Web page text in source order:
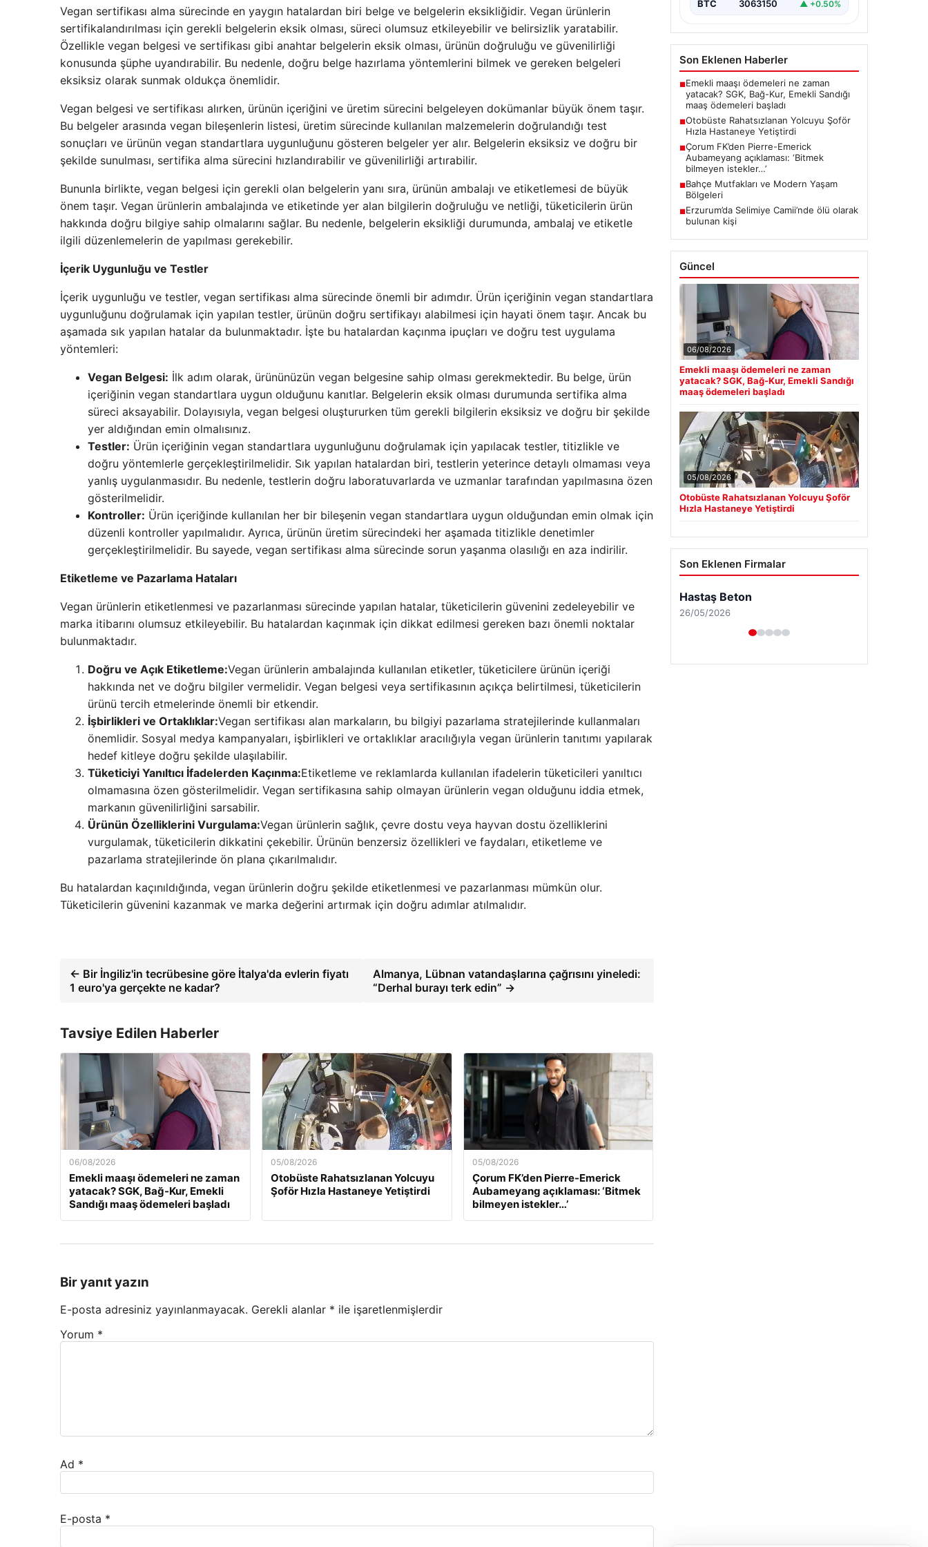
Vegan sertifikası alma sürecinde en yaygın hatalardan biri belge ve belgelerin eksikliğidir. Vegan ürünlerin
sertifikalandırılması için gerekli belgelerin eksik olması, süreci olumsuz etkileyebilir ve belirsizlik yaratabilir.
Özellikle vegan belgesi ve sertifikası gibi anahtar belgelerin eksik olması, ürünün doğruluğu ve güvenilirliği
konusunda şüphe uyandırabilir. Bu nedenle, doğru belge hazırlama yöntemlerini bilmek ve gereken belgeleri
eksiksiz olarak sunmak oldukça önemlidir.
Vegan belgesi ve sertifikası alırken, ürünün içeriğini ve üretim sürecini belgeleyen dokümanlar büyük önem taşır.
Bu belgeler arasında vegan bileşenlerin listesi, üretim sürecinde kullanılan malzemelerin doğrulandığı test
sonuçları ve ürünün vegan standartlara uygunluğunu gösteren belgeler yer alır. Belgelerin eksiksiz ve doğru bir
şekilde sunulması, sertifika alma sürecini hızlandırabilir ve güvenilirliği artırabilir.
Bununla birlikte, vegan belgesi için gerekli olan belgelerin yanı sıra, ürünün ambalajı ve etiketlemesi de büyük
önem taşır. Vegan ürünlerin ambalajında ve etiketinde yer alan bilgilerin doğruluğu ve netliği, tüketicilerin ürün
hakkında doğru bilgiye sahip olmalarını sağlar. Bu nedenle, belgelerin eksikliği durumunda, ambalaj ve etiketle
ilgili düzenlemelerin de yapılması gerekebilir.
İçerik Uygunluğu ve Testler
İçerik uygunluğu ve testler, vegan sertifikası alma sürecinde önemli bir adımdır. Ürün içeriğinin vegan standartlara
uygunluğunu doğrulamak için yapılan testler, ürünün doğru sertifikayı alabilmesi için hayati önem taşır. Ancak bu
aşamada sık yapılan hatalar da bulunmaktadır. İşte bu hatalardan kaçınma ipuçları ve doğru test uygulama
yöntemleri:
Vegan Belgesi: İlk adım olarak, ürününüzün vegan belgesine sahip olması gerekmektedir. Bu belge, ürün
içeriğinin vegan standartlara uygun olduğunu kanıtlar. Belgelerin eksik olması durumunda sertifika alma
süreci aksayabilir. Dolayısıyla, vegan belgesi oluştururken tüm gerekli bilgilerin eksiksiz ve doğru bir şekilde
yer aldığından emin olmalısınız.
Testler: Ürün içeriğinin vegan standartlara uygunluğunu doğrulamak için yapılacak testler, titizlikle ve
doğru yöntemlerle gerçekleştirilmelidir. Sık yapılan hatalardan biri, testlerin yeterince detaylı olmaması veya
yanlış uygulanmasıdır. Bu nedenle, testlerin doğru laboratuvarlarda ve uzmanlar tarafından yapılmasına özen
gösterilmelidir.
Kontroller: Ürün içeriğinde kullanılan her bir bileşenin vegan standartlara uygun olduğundan emin olmak için
düzenli kontroller yapılmalıdır. Ayrıca, ürünün üretim sürecindeki her aşamada titizlikle denetimler
gerçekleştirilmelidir. Bu sayede, vegan sertifikası alma sürecinde sorun yaşanma olasılığı en aza indirilir.
Etiketleme ve Pazarlama Hataları
Vegan ürünlerin etiketlenmesi ve pazarlanması sürecinde yapılan hatalar, tüketicilerin güvenini zedeleyebilir ve
marka itibarını olumsuz etkileyebilir. Bu hatalardan kaçınmak için dikkat edilmesi gereken bazı önemli noktalar
bulunmaktadır.
Doğru ve Açık Etiketleme:Vegan ürünlerin ambalajında kullanılan etiketler, tüketicilere ürünün içeriği
hakkında net ve doğru bilgiler vermelidir. Vegan belgesi veya sertifikasının açıkça belirtilmesi, tüketicilerin
ürünü tercih etmelerinde önemli bir etkendir.
İşbirlikleri ve Ortaklıklar:Vegan sertifikası alan markaların, bu bilgiyi pazarlama stratejilerinde kullanmaları
önemlidir. Sosyal medya kampanyaları, işbirlikleri ve ortaklıklar aracılığıyla vegan ürünlerin tanıtımı yapılarak
hedef kitleye doğru şekilde ulaşılabilir.
Tüketiciyi Yanıltıcı İfadelerden Kaçınma:Etiketleme ve reklamlarda kullanılan ifadelerin tüketicileri yanıltıcı
olmamasına özen gösterilmelidir. Vegan sertifikasına sahip olmayan ürünlerin vegan olduğunu iddia etmek,
markanın güvenilirliğini sarsabilir.
Ürünün Özelliklerini Vurgulama:Vegan ürünlerin sağlık, çevre dostu veya hayvan dostu özelliklerini
vurgulamak, tüketicilerin dikkatini çekebilir. Ürünün benzersiz özellikleri ve faydaları, etiketleme ve
pazarlama stratejilerinde ön plana çıkarılmalıdır.
Bu hatalardan kaçınıldığında, vegan ürünlerin doğru şekilde etiketlenmesi ve pazarlanması mümkün olur.
Tüketicilerin güvenini kazanmak ve marka değerini artırmak için doğru adımlar atılmalıdır.
← Bir İngiliz'in tecrübesine göre İtalya'da evlerin fiyatı
1 euro'ya gerçekte ne kadar?
Almanya, Lübnan vatandaşlarına çağrısını yineledi:
“Derhal burayı terk edin” →
Tavsiye Edilen Haberler
06/08/2026
Emekli maaşı ödemeleri ne zaman
yatacak? SGK, Bağ-Kur, Emekli
Sandığı maaş ödemeleri başladı
05/08/2026
Otobüste Rahatsızlanan Yolcuyu
Şoför Hızla Hastaneye Yetiştirdi
05/08/2026
Çorum FK’den Pierre-Emerick
Aubameyang açıklaması: ‘Bitmek
bilmeyen istekler…’
Bir yanıt yazın
E-posta adresiniz yayınlanmayacak. Gerekli alanlar * ile işaretlenmişlerdir
Yorum *
Ad *
E-posta *
BTC 3063150 ▲ +0.50%
Son Eklenen Haberler
■Emekli maaşı ödemeleri ne zaman
yatacak? SGK, Bağ-Kur, Emekli Sandığı
maaş ödemeleri başladı
■Otobüste Rahatsızlanan Yolcuyu Şoför
Hızla Hastaneye Yetiştirdi
■Çorum FK’den Pierre-Emerick
Aubameyang açıklaması: ‘Bitmek
bilmeyen istekler…’
■Bahçe Mutfakları ve Modern Yaşam
Bölgeleri
■Erzurum’da Selimiye Camii’nde ölü olarak
bulunan kişi
Güncel
06/08/2026
Emekli maaşı ödemeleri ne zaman
yatacak? SGK, Bağ-Kur, Emekli Sandığı
maaş ödemeleri başladı
05/08/2026
Otobüste Rahatsızlanan Yolcuyu Şoför
Hızla Hastaneye Yetiştirdi
Son Eklenen Firmalar